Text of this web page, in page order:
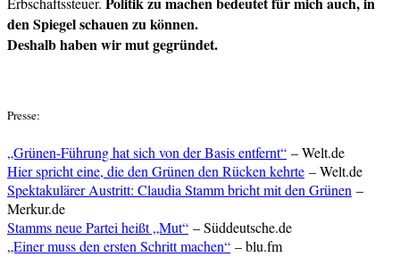
den Spiegel schauen zu können.
Deshalb haben wir mut gegründet.
Presse:
„Grünen-Führung hat sich von der Basis entfernt“ – Welt.de
Hier spricht eine, die den Grünen den Rücken kehrte – Welt.de
Spektakulärer Austritt: Claudia Stamm bricht mit den Grünen –
Merkur.de
Stamms neue Partei heißt „Mut“ – Süddeutsche.de
„Einer muss den ersten Schritt machen“ – blu.fm